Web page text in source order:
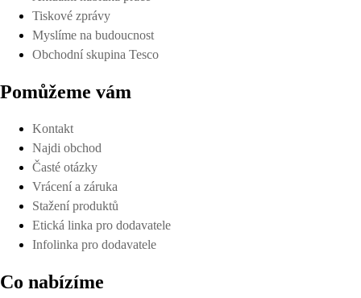
Tiskové zprávy
Myslíme na budoucnost
Obchodní skupina Tesco
Pomůžeme vám
Kontakt
Najdi obchod
Časté otázky
Vrácení a záruka
Stažení produktů
Etická linka pro dodavatele
Infolinka pro dodavatele
Co nabízíme